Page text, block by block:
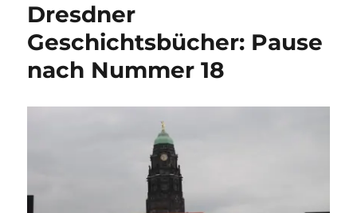
Dresdner
Geschichtsbücher: Pause
nach Nummer 18